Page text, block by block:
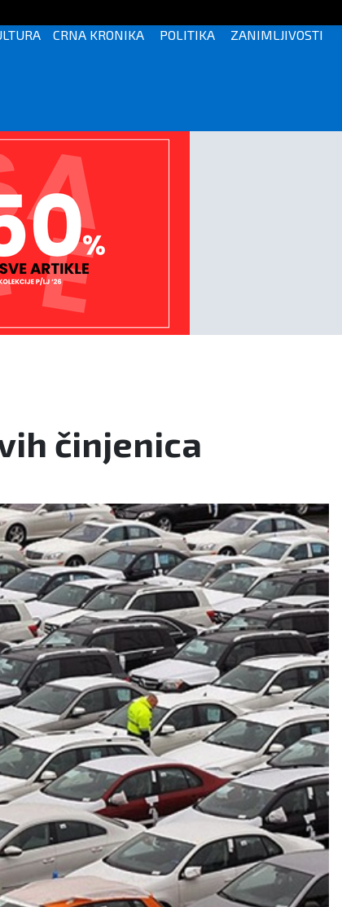
CRNA KRONIKA POLITIKA ZANIMLJIVOSTI
činjenica